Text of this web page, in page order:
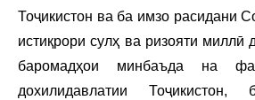
Тоҷикистон ва ба имзо расидани
истиқрори сулҳ ва ризояти миллӣ
баромадҳои минбаъда на
дохилидавлатии Тоҷикистон,